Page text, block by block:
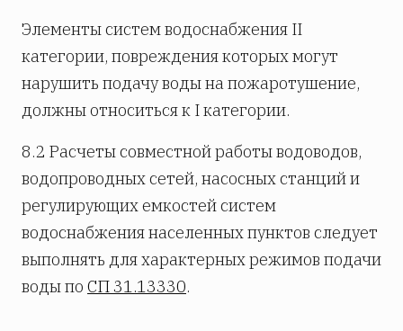
Элементы систем водоснабжения II
категории, повреждения которых могут
нарушить подачу воды на пожаротушение,
должны относиться к I категории.
8.2 Расчеты совместной работы водоводов,
водопроводных сетей, насосных станций и
регулирующих емкостей систем
водоснабжения населенных пунктов следует
выполнять для характерных режимов подачи
воды по СП 31.13330.